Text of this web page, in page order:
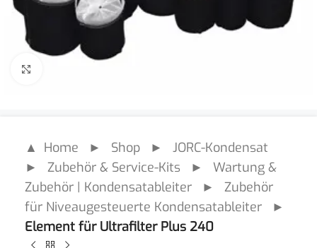
▲ Home ► Shop ► JORC-Kondensat
► Zubehör & Service-Kits ► Wartung &
Zubehör | Kondensatableiter ► Zubehör
für Niveaugesteuerte Kondensatableiter ►
Element für Ultrafilter Plus 240